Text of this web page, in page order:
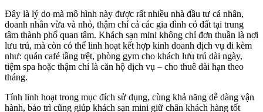
Đây là lý do mà mô hình này được rất nhiều nhà đầu tư cá nhân,
doanh nhân vừa và nhỏ, thậm chí cả các gia đình có đất tại trung
tâm thành phố quan tâm. Khách sạn mini không chỉ đơn thuần là nơi
lưu trú, mà còn có thể linh hoạt kết hợp kinh doanh dịch vụ đi kèm
như: quán café tầng trệt, phòng gym cho khách lưu trú dài ngày,
tiệm spa hoặc thậm chí là căn hộ dịch vụ – cho thuê dài hạn theo
tháng.
Tính linh hoạt trong mục đích sử dụng, cùng khả năng dễ dàng vận
hành, bảo trì cũng giúp khách sạn mini giữ chân khách hàng tốt